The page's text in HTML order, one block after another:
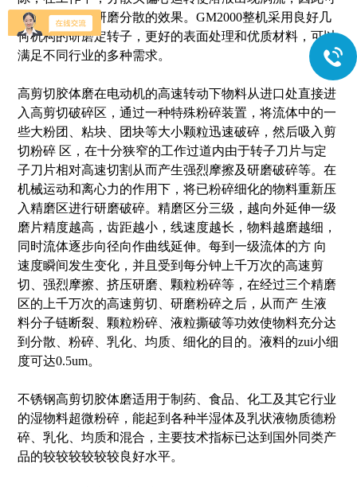
以达到更好的研磨分散的效果。GM2000整机采用良好几
何机构的研磨定转子，更好的表面处理和优质材料，可以
满足不同行业的多种需求。
高剪切胶体磨在电动机的高速转动下物料从进口处直接进
入高剪切破碎区，通过一种特殊粉碎装置，将流体中的一
些大粉团、粘块、团块等大小颗粒迅速破碎，然后吸入剪
切粉碎 区，在十分狭窄的工作过道内由于转子刀片与定
子刀片相对高速切割从而产生强烈摩擦及研磨破碎等。在
机械运动和离心力的作用下，将已粉碎细化的物料重新压
入精磨区进行研磨破碎。精磨区分三级，越向外延伸一级
磨片精度越高，齿距越小，线速度越长，物料越磨越细，
同时流体逐步向径向作曲线延伸。每到一级流体的方 向
速度瞬间发生变化，并且受到每分钟上千万次的高速剪
切、强烈摩擦、挤压研磨、颗粒粉碎等，在经过三个精磨
区的上千万次的高速剪切、研磨粉碎之后，从而产 生液
料分子链断裂、颗粒粉碎、液粒撕破等功效使物料充分达
到分散、粉碎、乳化、均质、细化的目的。液料的zui小细
度可达0.5um。
不锈钢高剪切胶体磨适用于制药、食品、化工及其它行业
的湿物料超微粉碎，能起到各种半湿体及乳状液物质德粉
碎、乳化、均质和混合，主要技术指标已达到国外同类产
品的较较较较较较良好水平。